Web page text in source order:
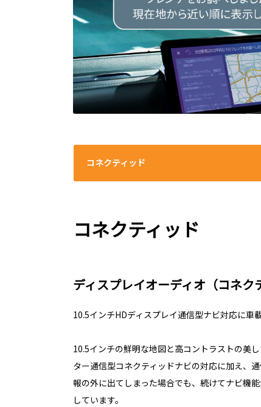
コネクティッド
コネクティッド
ディスプレイオーディオ（コネ
10.5インチHDディスプレイ通信型ナビ対応に車
10.5インチの鮮明な地図と高コントラストの美
ター通信型コネクティッドナビの対応に加え、
報の外に出てしまった場合でも、続けてナビ機
しています。